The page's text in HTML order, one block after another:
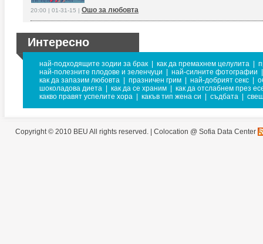
20:00 | 01-31-15 | Ошо за любовта
Интересно
най-подходящите зодии за брак как да премахнем целулита
най-полезните плодове и зеленчуци
най-силните фотографии
как да запазим любовта
празничен грим най-добрият секс
шоколадова диета
как да се храним
как да отслабнем през
какво правят успелите хора
какъв тип жена си съдбата
Copyright © 2010 BEU All rights reserved. | Colocation @ Sofia Data Center